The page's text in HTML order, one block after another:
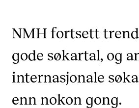
Etterutdanning og kurs
Talentutvikling
STUDENTLIV
NMH fortsett
gode søkartal, og
internasjonale
enn nokon gong.